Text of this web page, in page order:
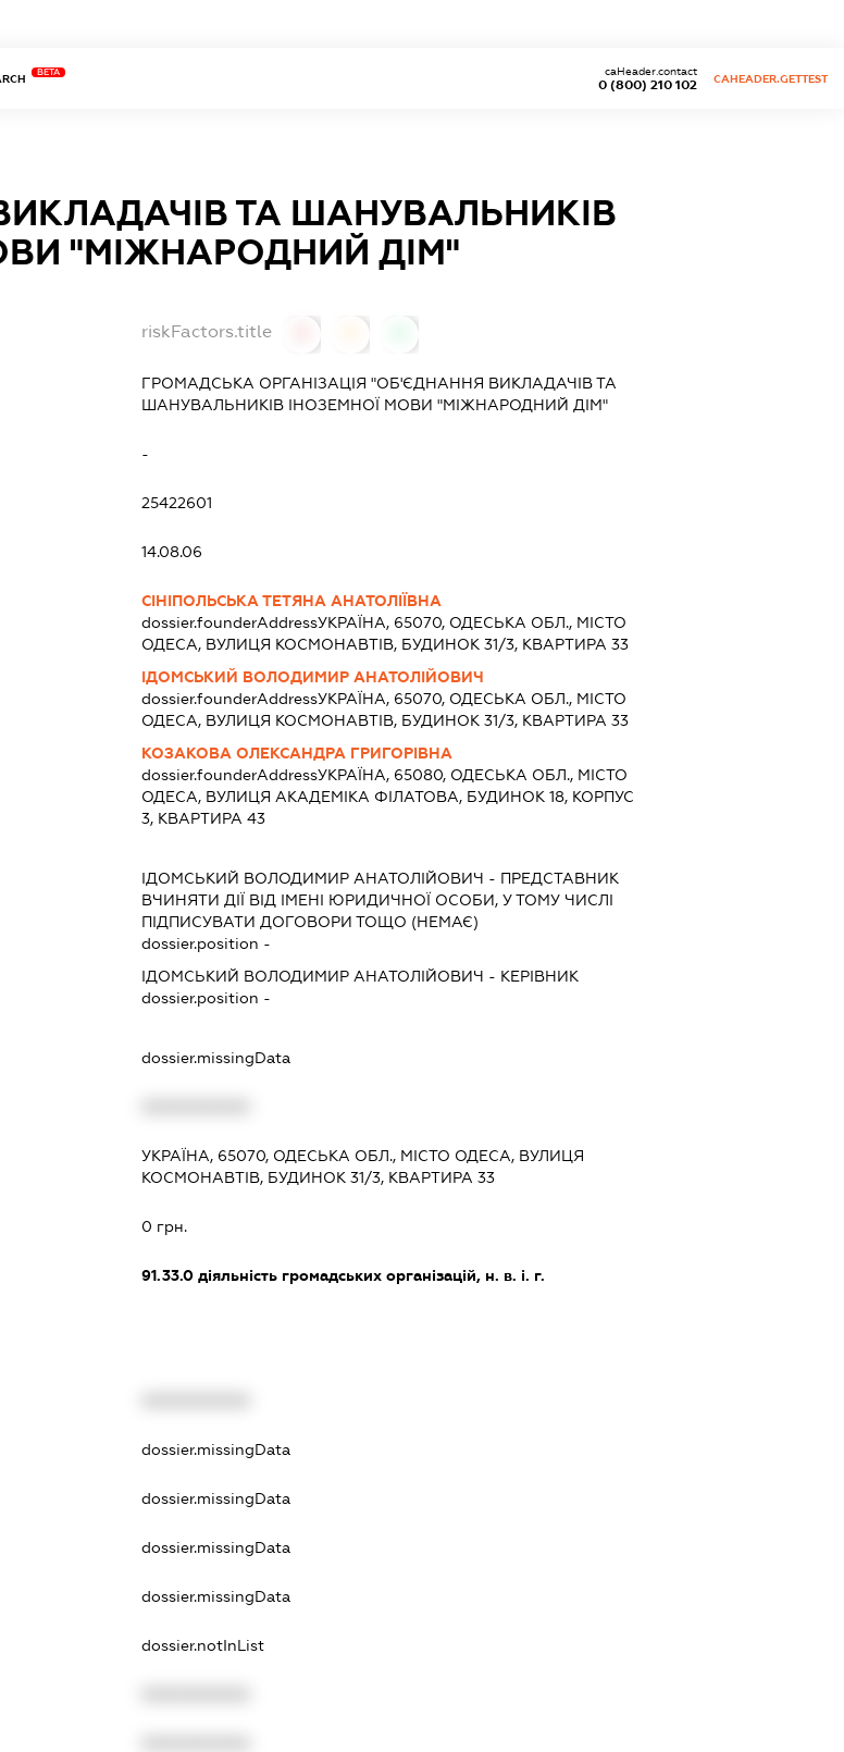
BETA
0 (800) 210 102
caHeader.contact
CAHEADER.GETTEST
ТА ШАНУВАЛЬНИКІВ
"МІЖНАРОДНИЙ ДІМ"
riskFactors.title
ГРОМАДСЬКА ОРГАНІЗАЦІЯ "ОБ'ЄДНАННЯ ВИКЛАДАЧІВ ТА
ШАНУВАЛЬНИКІВ ІНОЗЕМНОЇ МОВИ "МІЖНАРОДНИЙ ДІМ"
-
25422601
14.08.06
СІНІПОЛЬСЬКА ТЕТЯНА АНАТОЛІЇВНА
dossier.founderAddressУКРАЇНА, 65070, ОДЕСЬКА ОБЛ., МІСТО
ОДЕСА, ВУЛИЦЯ КОСМОНАВТІВ, БУДИНОК 31/3, КВАРТИРА 33
ІДОМСЬКИЙ ВОЛОДИМИР АНАТОЛІЙОВИЧ
dossier.founderAddressУКРАЇНА, 65070, ОДЕСЬКА ОБЛ., МІСТО
ОДЕСА, ВУЛИЦЯ КОСМОНАВТІВ, БУДИНОК 31/3, КВАРТИРА 33
КОЗАКОВА ОЛЕКСАНДРА ГРИГОРІВНА
dossier.founderAddressУКРАЇНА, 65080, ОДЕСЬКА ОБЛ., МІСТО
ОДЕСА, ВУЛИЦЯ АКАДЕМІКА ФІЛАТОВА, БУДИНОК 18, КОРПУС
3, КВАРТИРА 43
ІДОМСЬКИЙ ВОЛОДИМИР АНАТОЛІЙОВИЧ - ПРЕДСТАВНИК
ВЧИНЯТИ ДІЇ ВІД ІМЕНІ ЮРИДИЧНОЇ ОСОБИ, У ТОМУ ЧИСЛІ
ПІДПИСУВАТИ ДОГОВОРИ ТОЩО (НЕМАЄ)
dossier.position -
ІДОМСЬКИЙ ВОЛОДИМИР АНАТОЛІЙОВИЧ - КЕРІВНИК
dossier.position -
dossier.missingData
УКРАЇНА, 65070, ОДЕСЬКА ОБЛ., МІСТО ОДЕСА, ВУЛИЦЯ
КОСМОНАВТІВ, БУДИНОК 31/3, КВАРТИРА 33
0 грн.
91.33.0діяльність громадських організацій, н. в. і. г.
dossier.missingData
dossier.missingData
dossier.missingData
dossier.missingData
dossier.notInList